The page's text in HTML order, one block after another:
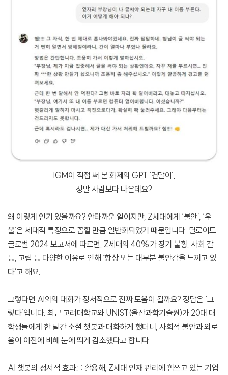
IGM이 직접 써 본 화제의 GPT ‘건달이’,
정말 사람보다 나은데요?
왜 이렇게 인기 있을까요? 안타까운 일이지만, Z세대에게 ‘불안’, ‘우
울’은 세대적 특징으로 꼽힐 만큼 일반화되었기 때문입니다. 딜로이트
글로벌 2024 보고서에 따르면, Z세대의 40%가 장기 불황, 사회 갈
등, 고립 등 다양한 이유로 인해 ‘항상 또는 대부분 불안감을 느끼고 있
다’고 해요.
그렇다면 AI와의 대화가 정서적으로 진짜 도움이 될까요? 정답은 ‘그
렇다’입니다. 최근 고려대학교와 UNIST(울산과학기술원)가 20대 대
학생들에게 한 달간 소셜 챗봇과 대화하게 했더니, 사회적 불안과 외로
움이 이전에 비해 눈에 띄게 감소했다고 합니다.
AI 챗봇의 정서적 효과를 활용해, Z세대 인재 관리에 힘쓰고 있는 기업